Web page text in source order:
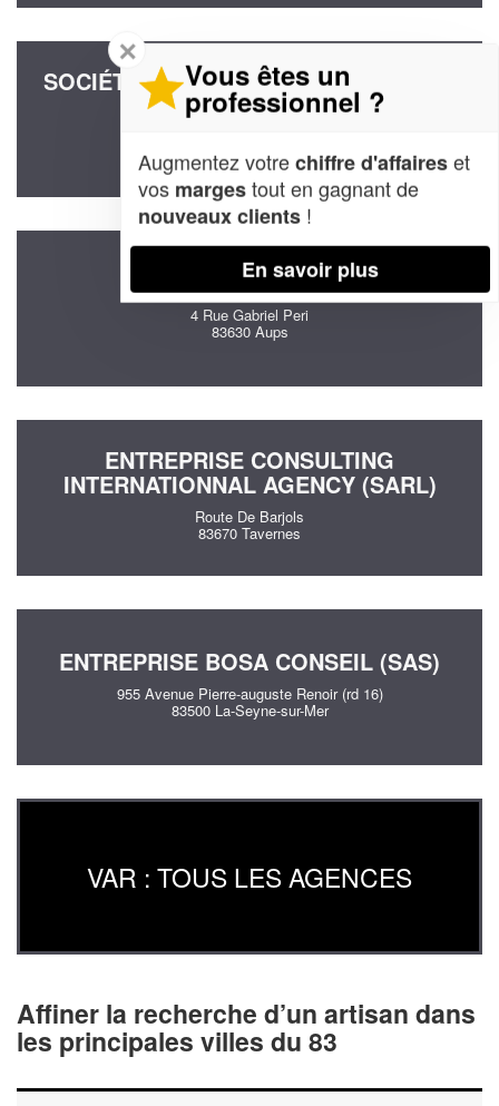
SOCIÉTÉ LM CONSEIL CONSULTING &
CAPITAL (SAS)
83510 Lorgues
SOCIÉTÉ ROCHE LOAN
4 Rue Gabriel Peri
83630 Aups
ENTREPRISE CONSULTING
INTERNATIONNAL AGENCY (SARL)
Route De Barjols
83670 Tavernes
ENTREPRISE BOSA CONSEIL (SAS)
955 Avenue Pierre-auguste Renoir (rd 16)
83500 La-Seyne-sur-Mer
VAR : TOUS LES AGENCES
Affiner la recherche d’un artisan dans
les principales villes du 83
✕
Vous êtes un
professionnel ?
Augmentez votrechiffre d'affaireset
vos margestout en gagnant de
nouveaux clients !
En savoir plus